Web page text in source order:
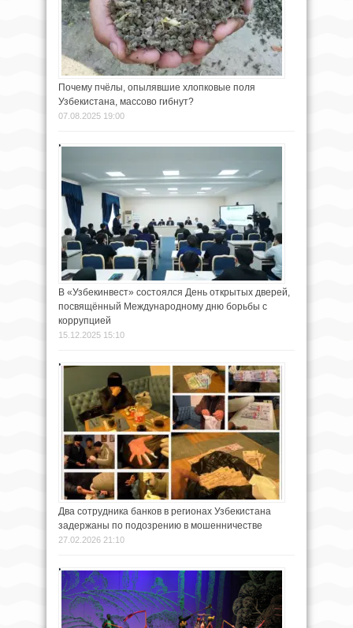
Почему пчёлы, опылявшие хлопковые поля
Узбекистана, массово гибнут?
07.08.2025 19:00
В «Узбекинвест» состоялся День открытых дверей,
посвящённый Международному дню борьбы с
коррупцией
15.12.2025 15:10
Два сотрудника банков в регионах Узбекистана
задержаны по подозрению в мошенничестве
27.02.2026 21:10